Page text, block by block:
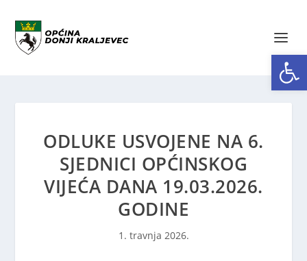
Open toolbar
ODLUKE USVOJENE NA 6.
SJEDNICI OPĆINSKOG
VIJEĆA DANA 19.03.2026.
GODINE
1. travnja 2026.